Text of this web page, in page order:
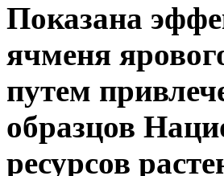
Показана
ячменя
путем
образцов
ресурсов